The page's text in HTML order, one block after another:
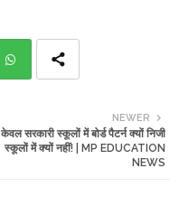
ats
NEWER
केवल सरकारी स्कूलों में बोर्ड पैटर्न क्यों निजी
स्कूलों में क्यों नहीं! | MP EDUCATION
NEWS